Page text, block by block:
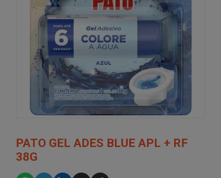
PATO GEL ADES BLUE APL + RF
38G